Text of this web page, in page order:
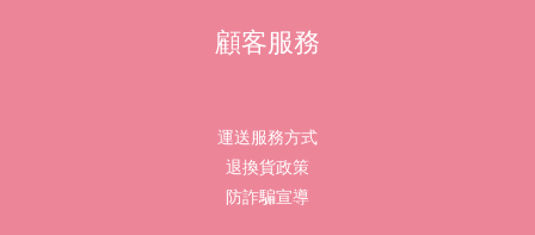
顧客服務
運送服務方式
退換貨政策
防詐騙宣導